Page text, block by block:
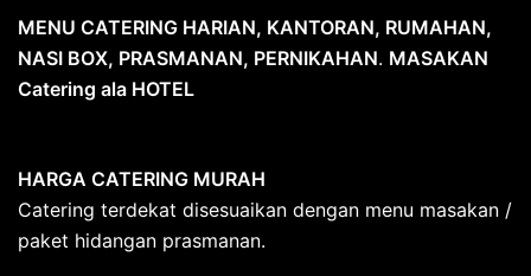
MENU CATERING HARIAN, KANTORAN, RUMAHAN,
NASI BOX, PRASMANAN, PERNIKAHAN. MASAKAN
Catering ala HOTEL
HARGA CATERING MURAH
Catering terdekat disesuaikan dengan menu masakan /
paket hidangan prasmanan.